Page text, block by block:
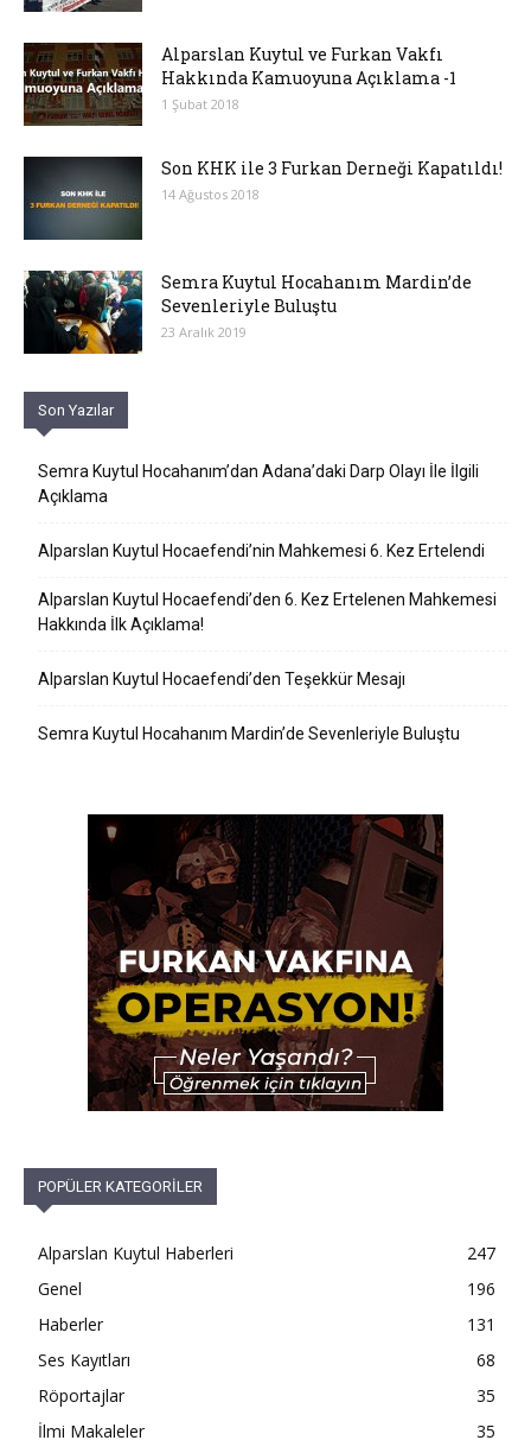
Alparslan Kuytul ve Furkan Vakfı
Hakkında Kamuoyuna Açıklama -1
1 Şubat 2018
Son KHK ile 3 Furkan Derneği Kapatıldı!
14 Ağustos 2018
Semra Kuytul Hocahanım Mardin’de
Sevenleriyle Buluştu
23 Aralık 2019
Son Yazılar
Semra Kuytul Hocahanım’dan Adana’daki Darp Olayı İle İlgili
Açıklama
Alparslan Kuytul Hocaefendi’nin Mahkemesi 6. Kez Ertelendi
Alparslan Kuytul Hocaefendi’den 6. Kez Ertelenen Mahkemesi
Hakkında İlk Açıklama!
Alparslan Kuytul Hocaefendi’den Teşekkür Mesajı
Semra Kuytul Hocahanım Mardin’de Sevenleriyle Buluştu
POPÜLER KATEGORİLER
Alparslan Kuytul Haberleri
247
Genel
196
Haberler
131
Ses Kayıtları
68
Röportajlar
35
İlmi Makaleler
35